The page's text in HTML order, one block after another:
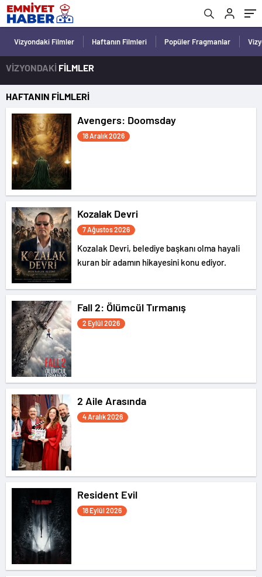
Vizyondaki Filmler Haftanın Filmleri Popüler Fragmanlar
VİZYONDAKİ FİLMLER
HAFTANIN FİLMLERİ
Avengers: Doomsday
18 Aralık 2026
Kozalak Devri
7 Ağustos 2026
Kozalak Devri, belediye başkanı olma hayali
kuran bir adamın hikayesini konu ediyor.
Fall 2: Ölümcül Tırmanış
2 Eylül 2026
2 Aile Arasında
4 Aralık 2026
Resident Evil
18 Eylül 2026